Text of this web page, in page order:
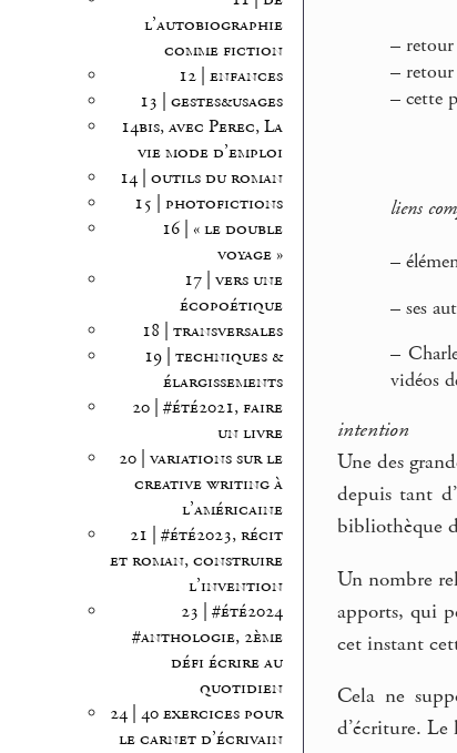
l’autobiographie
comme fiction
12 | enfances
13 | gestes&usages
14bis, avec Perec, La
vie mode d’emploi
14 | outils du roman
15 | photofictions
16 | « le double
voyage »
17 | vers une
écopoétique
18 | transversales
19 | techniques &
élargissements
20 | #été2021, faire
un livre
20 | variations sur le
creative writing à
l’américaine
21 | #été2023, récit
et roman, construire
l’invention
23 | #été2024
#anthologie, 2ème
défi écrire au
quotidien
24 | 40 exercices pour
le carnet d’écrivain
– retour
– retour
– cette
liens
–
– ses
–
vidéos
intention
Une des
depuis tant
bibliothèque
Un nombre
apports, qui
cet instant
Cela ne
d’écriture. Le